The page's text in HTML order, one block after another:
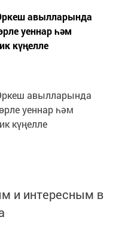
авылларында
уеннар һәм
күңелле
авылларында
уеннар һәм
күңелле
и интересным в